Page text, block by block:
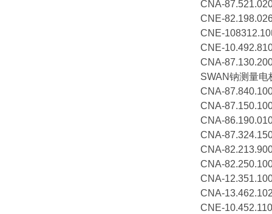
CNA-
CNE-
CNE-
CNE-
CNA-
SWAN钠测量
CNA-
CNA-
CNA-
CNA-
CNA-
CNA-
CNA-
CNA-
CNE-